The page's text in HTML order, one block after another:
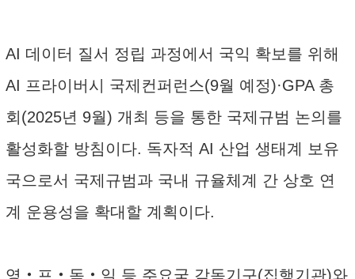
AI 데이터 질서 정립 과정에서 국익 확보를 위해
AI 프라이버시 국제컨퍼런스(9월 예정)·GPA 총
회(2025년 9월) 개최 등을 통한 국제규범 논의를
활성화할 방침이다. 독자적 AI 산업 생태계 보유
국으로서 국제규범과 국내 규율체계 간 상호 연
계 운용성을 확대할 계획이다.
영‧프‧독‧일 등 주요국 감독기구(집행기관)와